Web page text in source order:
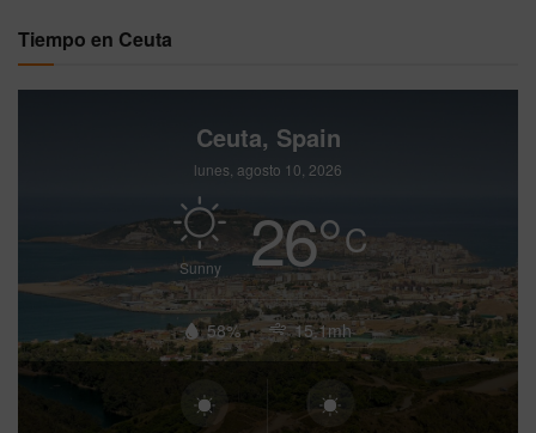
Tiempo en Ceuta
Ceuta, Spain
lunes, agosto 10, 2026
Sunny 26°C
58% 15.1mh